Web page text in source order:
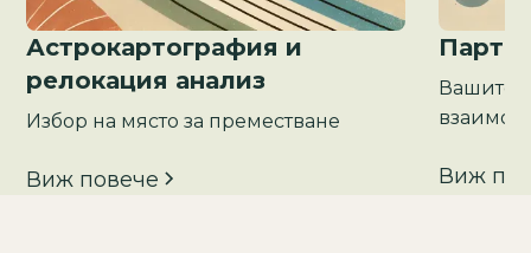
Астрокартография и
релокация анализ
Избор на място за преместване
Виж повече
Вашите
Виж